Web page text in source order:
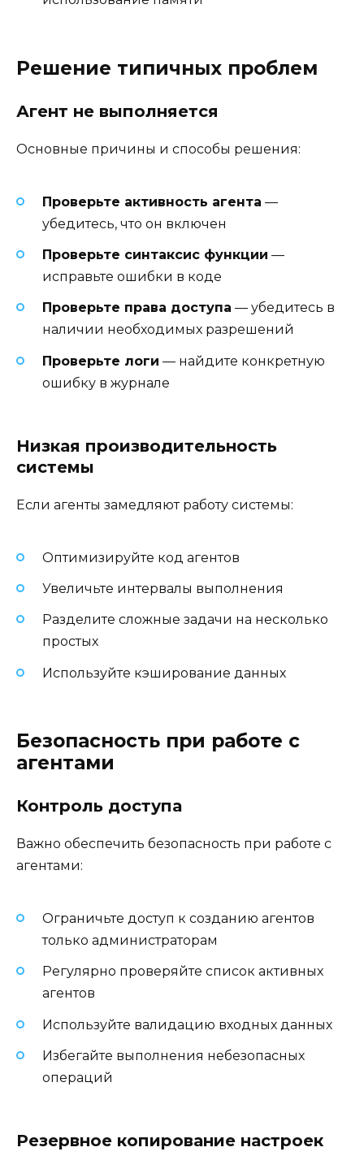
Решение типичных проблем
Агент не выполняется
Основные причины и способы решения:
Проверьте активность агента —
убедитесь, что он включен
Проверьте синтаксис функции —
исправьте ошибки в коде
Проверьте права доступа — убедитесь в
наличии необходимых разрешений
Проверьте логи — найдите конкретную
ошибку в журнале
Низкая производительность
системы
Если агенты замедляют работу системы:
Оптимизируйте код агентов
Увеличьте интервалы выполнения
Разделите сложные задачи на несколько
простых
Используйте кэширование данных
Безопасность при работе с
агентами
Контроль доступа
Важно обеспечить безопасность при работе с
агентами:
Ограничьте доступ к созданию агентов
только администраторам
Регулярно проверяйте список активных
агентов
Используйте валидацию входных данных
Избегайте выполнения небезопасных
операций
Резервное копирование настроек